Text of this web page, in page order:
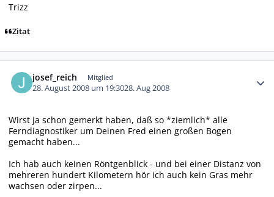
Trizz
Zitat
josef_reich Mitglied
28. August 2008 um 19:3028. Aug 2008
Wirst ja schon gemerkt haben, daß so *ziemlich* alle
Ferndiagnostiker um Deinen Fred einen großen Bogen
gemacht haben...
Ich hab auch keinen Röntgenblick - und bei einer Distanz von
mehreren hundert Kilometern hör ich auch kein Gras mehr
wachsen oder zirpen...